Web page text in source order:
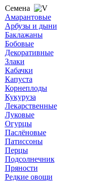
Семена
Амарантовые
Арбузы и дыни
Баклажаны
Бобовые
Декоративные
Злаки
Кабачки
Капуста
Корнеплоды
Кукуруза
Лекарственные
Луковые
Огурцы
Паслёновые
Патиссоны
Перцы
Подсолнечник
Пряности
Редкие овощи